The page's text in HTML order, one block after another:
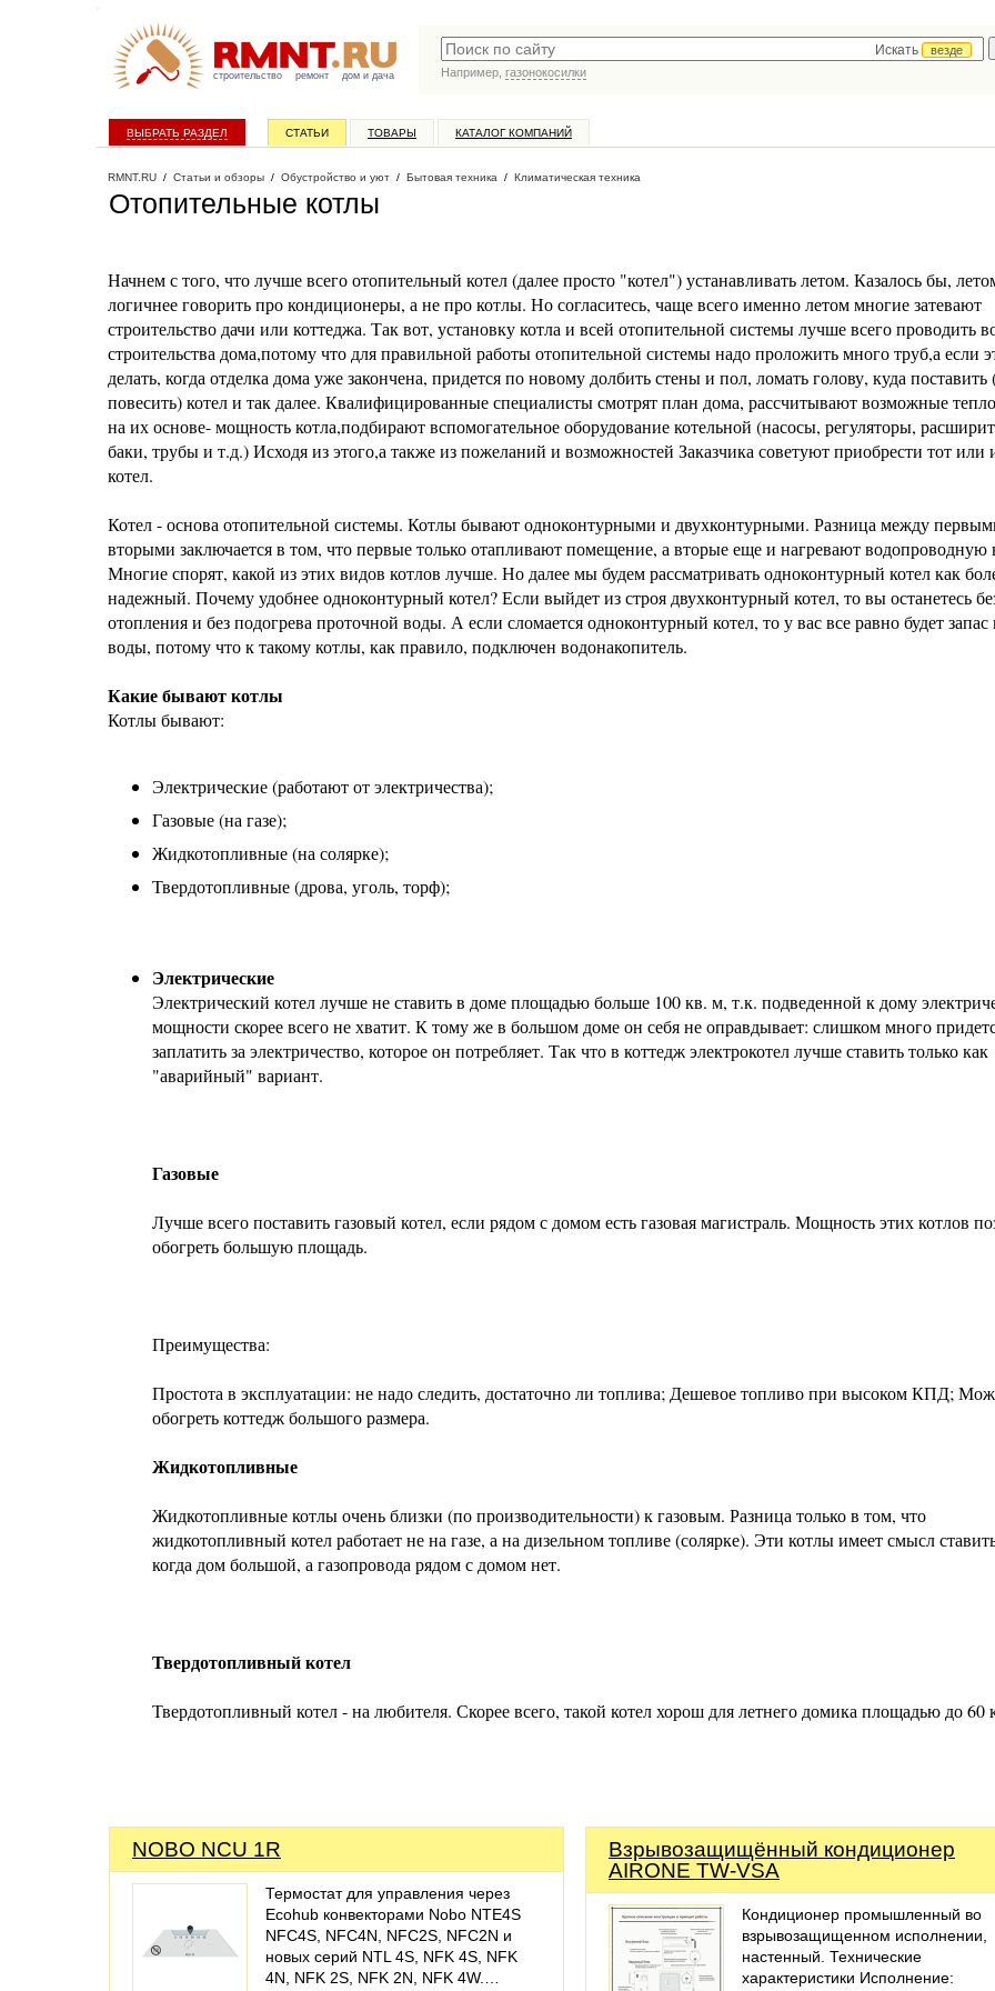
строительство ремонт дом и дача
Искать
везде
Например, газонокосилки
ВЫБРАТЬ РАЗДЕЛ СТАТЬИ ТОВАРЫ КАТАЛОГ КОМПАНИЙ
RMNT.RU / Статьи и обзоры / Обустройство и уют / Бытовая техника / Климатическая техника
Отопительные котлы
Начнем с того, что лучше всего отопительный котел (далее просто "котел") устанавливать летом. Казалось бы,
логичнее говорить про кондиционеры, а не про котлы. Но согласитесь, чаще всего именно летом многие затевают
строительство дачи или коттеджа. Так вот, установку котла и всей отопительной системы лучше всего проводить
строительства дома,потому что для правильной работы отопительной системы надо проложить много труб,а если
делать, когда отделка дома уже закончена, придется по новому долбить стены и пол, ломать голову, куда поставить
повесить) котел и так далее. Квалифицированные специалисты смотрят план дома, рассчитывают возможные
на их основе- мощность котла,подбирают вспомогательное оборудование котельной (насосы, регуляторы,
баки, трубы и т.д.) Исходя из этого,а также из пожеланий и возможностей Заказчика советуют приобрести тот или
котел.
Котел - основа отопительной системы. Котлы бывают одноконтурными и двухконтурными. Разница между
вторыми заключается в том, что первые только отапливают помещение, а вторые еще и нагревают водопроводную
Многие спорят, какой из этих видов котлов лучше. Но далее мы будем рассматривать одноконтурный котел как
надежный. Почему удобнее одноконтурный котел? Если выйдет из строя двухконтурный котел, то вы останетесь
отопления и без подогрева проточной воды. А если сломается одноконтурный котел, то у вас все равно будет запас
воды, потому что к такому котлы, как правило, подключен водонакопитель.
Какие бывают котлы
Котлы бывают:
Электрические (работают от электричества);
Газовые (на газе);
Жидкотопливные (на солярке);
Твердотопливные (дрова, уголь, торф);
Электрические
Электрический котел лучше не ставить в доме площадью больше 100 кв. м, т.к. подведенной к дому
мощности скорее всего не хватит. К тому же в большом доме он себя не оправдывает: слишком много
заплатить за электричество, которое он потребляет. Так что в коттедж электрокотел лучше ставить только как
"аварийный" вариант.
Газовые
Лучше всего поставить газовый котел, если рядом с домом есть газовая магистраль. Мощность этих котлов
обогреть большую площадь.
Преимущества:
Простота в эксплуатации: не надо следить, достаточно ли топлива; Дешевое топливо при высоком КПД;
обогреть коттедж большого размера.
Жидкотопливные
Жидкотопливные котлы очень близки (по производительности) к газовым. Разница только в том, что
жидкотопливный котел работает не на газе, а на дизельном топливе (солярке). Эти котлы имеет смысл
когда дом большой, а газопровода рядом с домом нет.
Твердотопливный котел
Твердотопливный котел - на любителя. Скорее всего, такой котел хорош для летнего домика площадью до 60
NOBO NCU 1R
Термостат для управления через
Ecohub конвекторами Nobo NTE4S
NFC4S, NFC4N, NFC2S, NFC2N и
новых серий NTL 4S, NFK 4S, NFK
4N, NFK 2S, NFK 2N, NFK 4W.…
Взрывозащищённый кондиционер
AIRONE TW-VSA
Кондиционер промышленный во
взрывозащищенном исполнении,
настенный. Технические
характеристики Исполнение: